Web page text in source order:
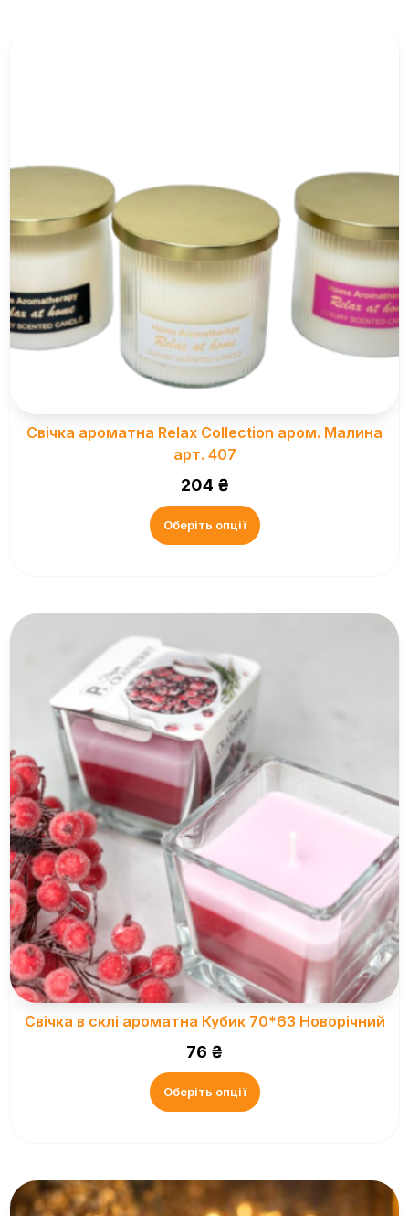
Свічка ароматна Relax Collection аром. Малина
арт. 407
204 ₴
Оберіть опції
Свічка в склі ароматна Кубик 70*63 Новорічний
76 ₴
Оберіть опції